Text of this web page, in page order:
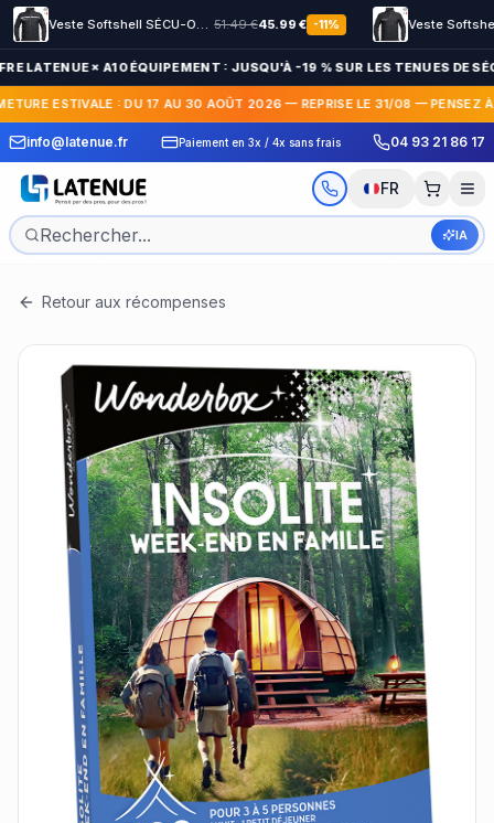
Veste Softshell SÉCU-ONE HV-TAPE Sécurité Privée noir 51.49€45.99€ -11%
LATENUE × A10 ÉQUIPEMENT : JUSQU'À -19 % SUR LES TENUES DE
ESTIVALE : DU 17 AU 30 AOÛT 2026 — REPRISE LE 31/08 — PENSEZ À
info@latenue.fr
en France et
Paiement en 3x / 4x sans frais
30 jours pour
04 93 21 86 17
FR
IA
Retour aux récompenses